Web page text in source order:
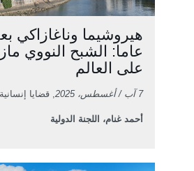
هيروشيما وناغازاكي
عاما: الشبح النووي
على العالم
7 آب / أغسطس، 2025 , قضايا
أحمد غنام، اللجنة الدولية